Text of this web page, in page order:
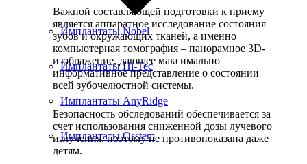
Имплантаты Nobel
Имплантаты Hi-Tec
Имплантаты AnyRidge
Имплантаты Osstem
Важной составляющей подготовки к приему
является аппаратное исследование состояния
зубов и окружающих тканей, а именно
компьютерная томография – панорамное 3D-
изображение, дающее максимально
информативное представление о состоянии
всей зубочелюстной системы.
Безопасность обследований обеспечивается за
счет использования сниженной дозы лучевого
излучения, поэтому не противопоказана даже
детям.